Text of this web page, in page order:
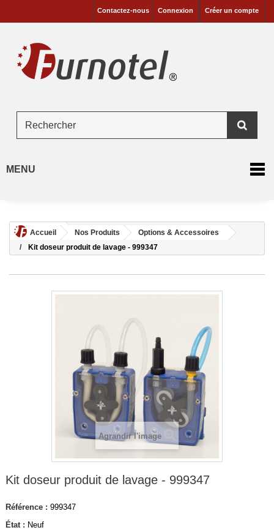
Créer un compte
Connexion
Contactez-nous
MENU
Accueil Nos Produits
Options & Accessoires
Kit doseur produit de lavage - 999347
Agrandir l'image
Kit doseur produit de lavage - 999347
Référence : 999347
État : Neuf